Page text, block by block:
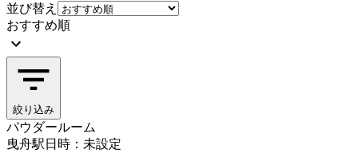
並び替え
おすすめ順
絞り込み
パウダールーム
曳舟駅日時：未設定